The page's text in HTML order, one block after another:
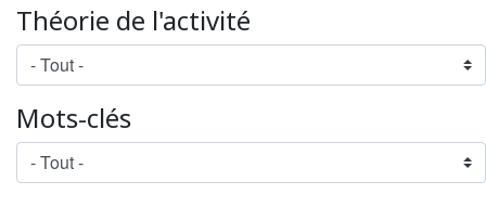
Théorie de l'activité
Mots-clés